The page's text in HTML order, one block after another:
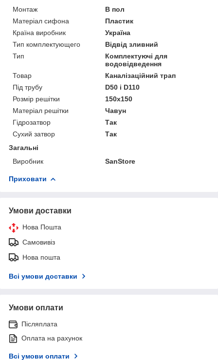
Монтаж
В пол
Матеріал сифона
Пластик
Країна виробник
Україна
Тип комплектующего
Відвід зливний
Тип
Комплектуючі для
водовідведення
Товар
Каналізаційний трап
Під трубу
D50 і D110
Розмір решітки
150х150
Матеріал решітки
Чавун
Гідрозатвор
Так
Сухий затвор
Так
Загальні
Виробник
SanStore
Приховати
Умови доставки
Нова Пошта
Самовивіз
Нова пошта
Всі умови доставки
Умови оплати
Післяплата
Оплата на рахунок
Всі умови оплати